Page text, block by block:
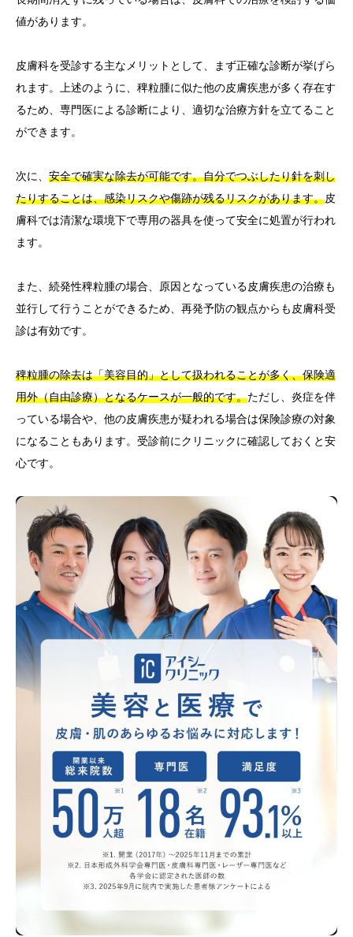
値があります。
皮膚科を受診する主なメリットとして、まず正確な診断が挙げら
れます。上述のように、稗粒腫に似た他の皮膚疾患が多く存在す
るため、専門医による診断により、適切な治療方針を立てること
ができます。
次に、 安全で確実な除去が可能です。自分でつぶしたり針を刺し
たりすることは、感染リスクや傷跡が残るリスクがあります。皮
膚科では清潔な環境下で専用の器具を使って安全に処置が行われ
ます。
また、続発性稗粒腫の場合、原因となっている皮膚疾患の治療も
並行して行うことができるため、再発予防の観点からも皮膚科受
診は有効です。
稗粒腫の除去は「美容目的」として扱われることが多く、保険適
用外（自由診療）となるケースが一般的です。ただし、炎症を伴
っている場合や、他の皮膚疾患が疑われる場合は保険診療の対象
になることもあります。受診前にクリニックに確認しておくと安
心です。